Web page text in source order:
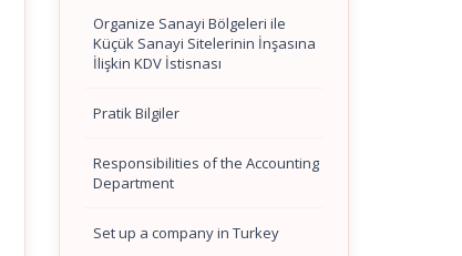
Organize Sanayi Bölgeleri ile
Küçük Sanayi Sitelerinin İnşasına
İlişkin KDV İstisnası
Pratik Bilgiler
Responsibilities of the Accounting
Department
Set up a company in Turkey